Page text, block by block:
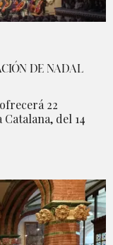
DE NADAL
22
del 14